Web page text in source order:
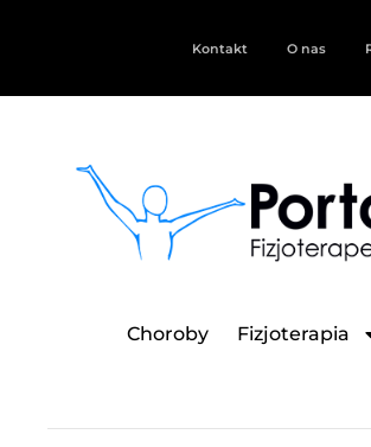
Kontakt O nas
Choroby Fizjoterapia